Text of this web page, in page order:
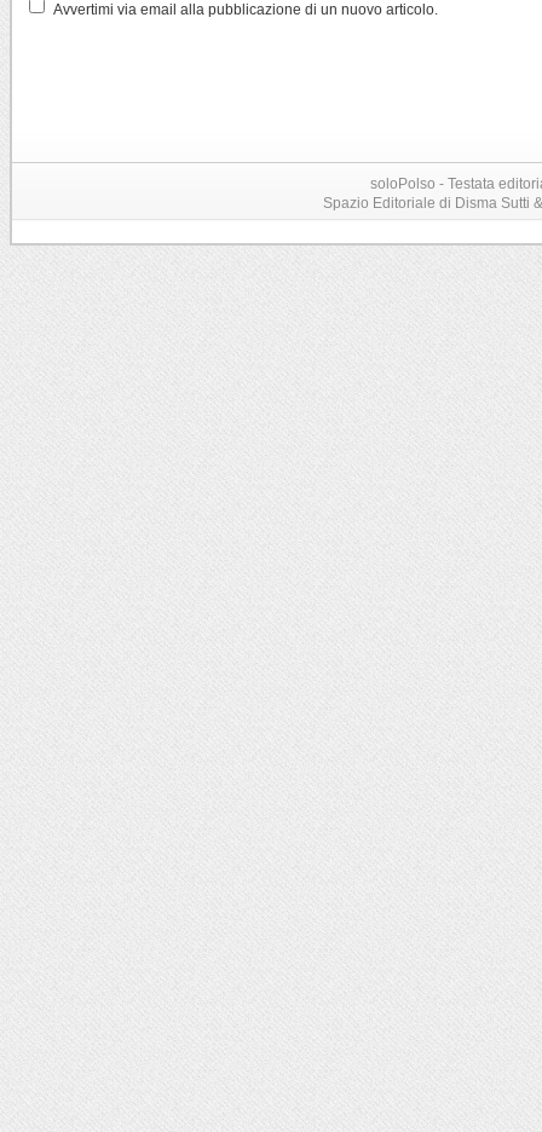
Avvertimi via email alla pubblicazione di un nuovo articolo.
soloPolso - Testata
Spazio Editoriale di Disma Sutti